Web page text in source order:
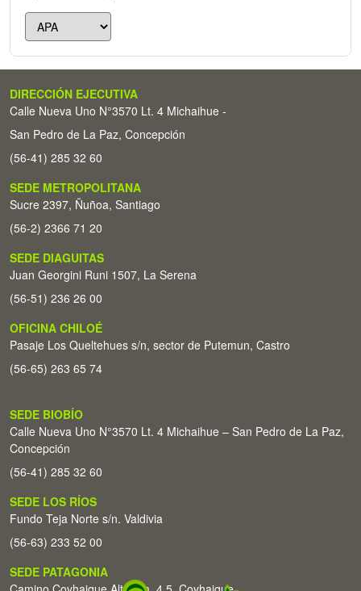
DIRECCIÓN EJECUTIVA
Calle Nueva Uno N°3570 Lt. 4 Michaihue -
San Pedro de La Paz, Concepción
(56-41) 285 32 60
SEDE METROPOLITANA
Sucre 2397, Ñuñoa, Santiago
(56-2) 2366 71 20
SEDE DIAGUITAS
Juan Georgini Runi 1507, La Serena
(56-51) 236 26 00
OFICINA CHILOÉ
Pasaje Los Queltehues s/n, sector de Putemun, Castro
(56-65) 263 65 74
SEDE BIOBÍO
Calle Nueva Uno N°3570 Lt. 4 Michaihue – San Pedro de La Paz,
Concepción
(56-41) 285 32 60
SEDE LOS RÍOS
Fundo Teja Norte s/n. Valdivia
(56-63) 233 52 00
SEDE PATAGONIA